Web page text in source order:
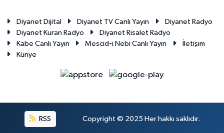
Diyanet Dijital Diyanet TV Canlı Yayın
Diyanet Radyo
Diyanet Kuran Radyo
Diyanet Risalet Radyo
Kabe Canlı Yayın
Mescid-i Nebi Canlı Yayın
İletişim
Künye
RSS Copyright © 2025 Her hakkı saklıdır.